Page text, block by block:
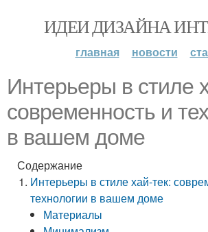
ИДЕИ ДИЗАЙНА
главная новости
Интерьеры в стиле
современность и
в вашем доме
Содержание
Интерьеры в стиле хай-тек:
технологии в вашем доме
Материалы